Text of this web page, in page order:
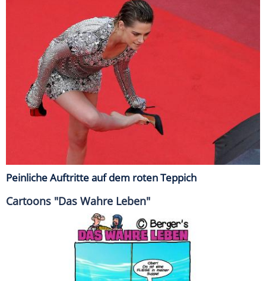
Peinliche Auftritte auf dem roten Teppich
Cartoons "Das Wahre Leben"